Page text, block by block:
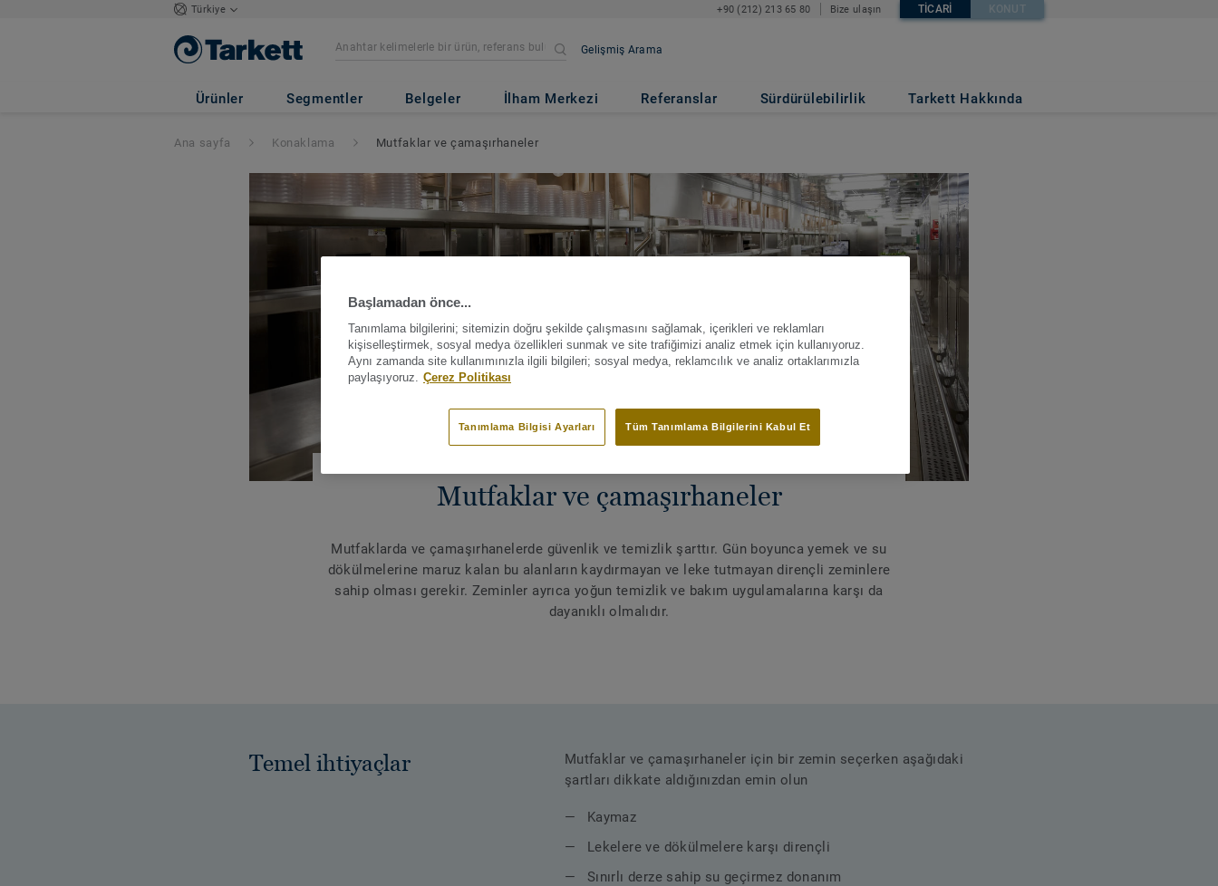
Türkiye +90 (212) 213 65 80 Bize ulaşın TICARI KONUT
Gelişmiş Arama
Ürünler Segmentler Belgeler İlham Merkezi Referanslar Sürdürülebilirlik Tarkett Hakkında
Ana sayfa Konaklama Mutfaklar ve çamaşırhaneler
Mutfaklar ve çamaşırhaneler
Mutfaklarda ve çamaşırhanelerde güvenlik ve temizlik şarttır. Gün boyunca yemek ve su
dökülmelerine maruz kalan bu alanların kaydırmayan ve leke tutmayan dirençli zeminlere
sahip olması gerekir. Zeminler ayrıca yoğun temizlik ve bakım uygulamalarına karşı da
dayanıklı olmalıdır.
Temel ihtiyaçlar
Mutfaklar ve çamaşırhaneler için bir zemin seçerken aşağıdaki
şartları dikkate aldığınızdan emin olun
Kaymaz
Lekelere ve dökülmelere karşı dirençli
Sınırlı derze sahip su geçirmez donanım
Başlamadan önce...
Tanımlama bilgilerini; sitemizin doğru şekilde çalışmasını sağlamak, içerikleri ve reklamları
kişiselleştirmek, sosyal medya özellikleri sunmak ve site trafiğimizi analiz etmek için kullanıyoruz.
Aynı zamanda site kullanımınızla ilgili bilgileri; sosyal medya, reklamcılık ve analiz ortaklarımızla
paylaşıyoruz. Çerez Politikası
Tüm Tanımlama Bilgilerini Kabul Et
Tanımlama Bilgisi Ayarları